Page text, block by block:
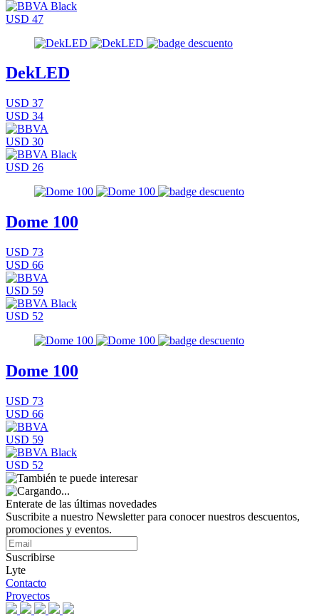
USD 47
DekLED
USD 37
USD 34
USD 30
USD 26
Dome 100
USD 73
USD 66
USD 59
USD 52
Dome 100
USD 73
USD 66
USD 59
USD 52
Enterate de las últimas novedades
Suscribite a nuestro Newsletter para conocer nuestros descuentos,
promociones y eventos.
Suscribirse
Lyte
Contacto
Proyectos